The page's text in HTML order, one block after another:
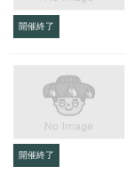
開催終了
開催終了